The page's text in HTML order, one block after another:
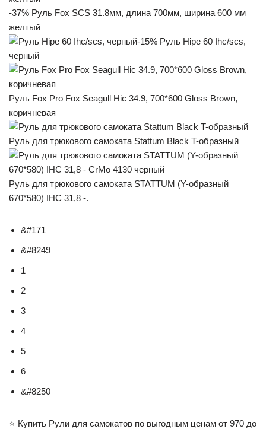
-37% Руль Fox SCS 31.8мм, длина 700мм, ширина 600 мм
желтый
-15% Руль Hipe 60 Ihc/scs,
черный
Руль Fox Pro Fox Seagull Hic 34.9, 700*600 Gloss Brown,
коричневая
Руль для трюкового самоката Stattum Black T-образный
Руль для трюкового самоката STATTUM (Y-образный
670*580) IHC 31,8 -.
&#171
&#8249
1
2
3
4
5
6
&#8250
⭐ Купить Рули для самокатов по выгодным ценам от 970 до